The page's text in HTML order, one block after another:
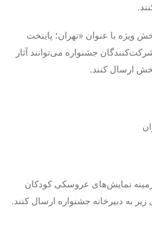
ویژه با عنوان «تهران؛ پایتخت
جشنواره می‌توانند آثار
ارسال کنند.
نمایش‌های عروسکی کودکان
زیر به دبیرخانه جشنواره ارسال کنند.